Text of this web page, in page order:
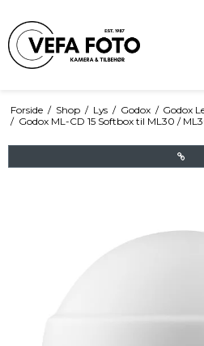
Forside / Shop / Lys / Godox / Godox
/ Godox ML-CD 15 Softbox til ML30 /